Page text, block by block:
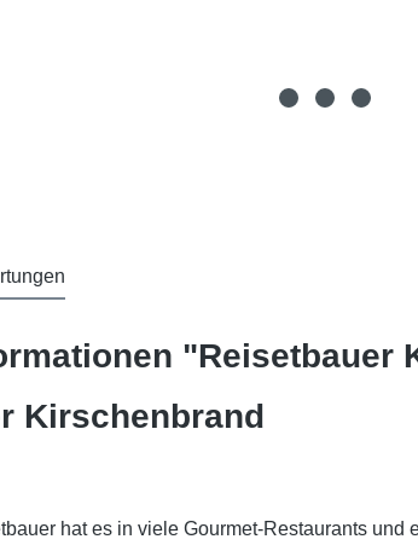
"Reisetbauer
Kirschenbrand
hat es in viele Gourmet-Restaurants